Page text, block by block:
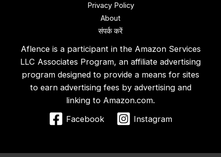
Privacy Policy
About
संपर्क करें
Aflence is a participant in the Amazon Services
LLC Associates Program, an affiliate advertising
program designed to provide a means for sites
to earn advertising fees by advertising and
linking to Amazon.com.
Facebook
Instagram